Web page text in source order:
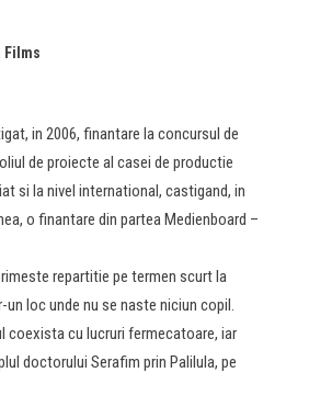
Films
in 2006, finantare la concursul de
de proiecte al casei de productie
si la nivel international, castigand, in
o finantare din partea Medienboard –
repartitie pe termen scurt la
loc unde nu se naste niciun copil.
coexista cu lucruri fermecatoare, iar
doctorului Serafim prin Palilula, pe